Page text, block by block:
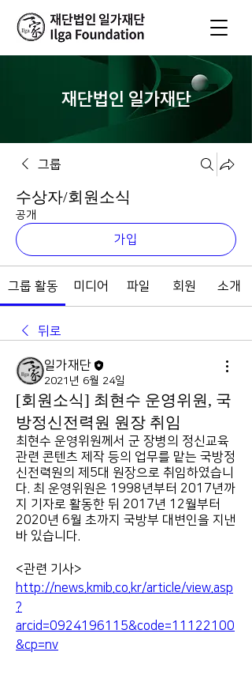
재단법인 일가재단
그룹
수상자/회원소식
공개
가입
그룹 활동 미디어 파일 회원 소개
뒤로
일가재단
2021년 6월 24일
[회원소식] 최현수 운영위원, 국
방정신전력원 원장 취임
최현수 운영위원께서 군 장병의 정신교육
관련 콘텐츠 제작 등의 업무를 맡는 국방정
신전력원의 제5대 원장으로 취임하였습니
다. 최 운영위원은 1998년부터 2017년까
지 기자로 활동한 뒤 2017년 12월부터
2020년 6월 초까지 국방부 대변인을 지낸
바 있습니다.
http://news.kmib.co.kr/article/view.asp
?
arcid=0924196115&code=11122100
&cp=nv